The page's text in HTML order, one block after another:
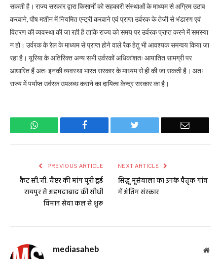
सकती है। राज्य सरकार द्वारा किसानों को सहकारी संस्थाओं के माध्यम से अग्रिम उठाव
करवाने, पौष मशीन में नियमित एन्ट्री करवाने एवं प्राप्त उर्वरक के तेजी से भंडारण एवं
वितरण की व्यवस्था की जा रही है ताकि राज्य को समय पर उर्वरक प्राप्त करने में समस्या
न हो। उर्वरक के रेल के माध्यम से प्राप्त होने वाले रैक हेतु भी आवश्यक समन्वय किया जा
रहा है। यूरिया के अतिरिक्त अन्य सभी उर्वरकों अधिकांशतः आयातित सामग्री पर
आधारित हैं अतः इनकी व्यवस्था भारत सरकार के माध्यम से ही की जा सकती है। अतः
राज्य में पर्याप्त उर्वरक उपलब्ध कराने का दायित्व केन्द्र सरकार का है।
WhatsApp Facebook Twitter Email
PREVIOUS ARTICLE
कैट सी.जी. चैप्टर की मांग पूरी हुई
रायपुर से अहमदाबाद की सीधी
विमान सेवा कल से शुरू
NEXT ARTICLE
सिद्धू मूसेवाला का उनके पैतृक गांव
में अंतिम संस्कार
mediasaheb